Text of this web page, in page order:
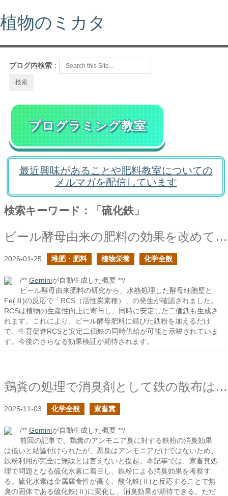
植物のミカタ
ブログ内検索 ：
プログラミング教室
最近興味があることや肥料教室についての
メルマガを配信しています
検索キーワード：「硫化鉄」
ビール酵母由来の肥料の効果を改めて考えてみたの続き
2026-01-25 堆肥・肥料 植物栄養 化学全般
/** Geminiが自動生成した概要 **/
ビール酵母由来肥料の研究から、水熱処理した酵母細胞壁と
Fe(Ⅲ)の反応で「RCS（活性炭素種）」の発生が確認されました。
RCSは植物の生産性向上に寄与し、同時に安定した二価鉄も生成さ
れます。これにより、ビール酵母肥料に錆びた鉄粉を加えるだけ
で、生育促進RCSと安定二価鉄の同時供給が可能と示唆されていま
す。今後のさらなる効果検証が期待されます。
鶏糞の処理で消臭剤として鉄の散布は有効か？の続き
2025-11-03 化学全般 家畜糞
/** Geminiが自動生成した概要 **/
前回の記事で、鶏糞のアンモニア臭に対する鉄粉の消臭効果
は低いと結論付けられたが、悪臭はアンモニアだけではないため、
鉄粉利用が完全に無駄とは言えないと提起。本記事では、家畜糞処
理で問題となる硫化水素に着目し、鉄粉による消臭効果を考察す
る。硫化水素は金属腐食性が高く、酸化鉄(Ⅱ)と反応することで無
臭の固体である硫化鉄(Ⅱ)に変化し、消臭効果が期待できる。ただ